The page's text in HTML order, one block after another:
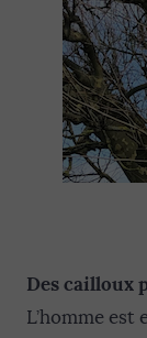
Des cailloux
L’homme est